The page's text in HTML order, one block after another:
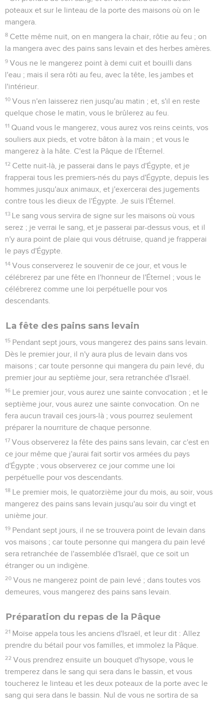
poteaux et sur le linteau de la porte des maisons où on le
mangera.
8 Cette même nuit, on en mangera la chair, rôtie au feu ; on
la mangera avec des pains sans levain et des herbes amères.
9 Vous ne le mangerez point à demi cuit et bouilli dans
l'eau ; mais il sera rôti au feu, avec la tête, les jambes et
l'intérieur.
10 Vous n'en laisserez rien jusqu'au matin ; et, s'il en reste
quelque chose le matin, vous le brûlerez au feu.
11 Quand vous le mangerez, vous aurez vos reins ceints, vos
souliers aux pieds, et votre bâton à la main ; et vous le
mangerez à la hâte. C'est la Pâque de l'Éternel.
12 Cette nuit-là, je passerai dans le pays d'Égypte, et je
frapperai tous les premiers-nés du pays d'Égypte, depuis les
hommes jusqu'aux animaux, et j'exercerai des jugements
contre tous les dieux de l'Égypte. Je suis l'Éternel.
13 Le sang vous servira de signe sur les maisons où vous
serez ; je verrai le sang, et je passerai par-dessus vous, et il
n'y aura point de plaie qui vous détruise, quand je frapperai
le pays d'Égypte.
14 Vous conserverez le souvenir de ce jour, et vous le
célébrerez par une fête en l'honneur de l'Éternel ; vous le
célébrerez comme une loi perpétuelle pour vos
descendants.
La fête des pains sans levain
15 Pendant sept jours, vous mangerez des pains sans levain.
Dès le premier jour, il n'y aura plus de levain dans vos
maisons ; car toute personne qui mangera du pain levé, du
premier jour au septième jour, sera retranchée d'Israël.
16 Le premier jour, vous aurez une sainte convocation ; et le
septième jour, vous aurez une sainte convocation. On ne
fera aucun travail ces jours-là ; vous pourrez seulement
préparer la nourriture de chaque personne.
17 Vous observerez la fête des pains sans levain, car c'est en
ce jour même que j'aurai fait sortir vos armées du pays
d'Égypte ; vous observerez ce jour comme une loi
perpétuelle pour vos descendants.
18 Le premier mois, le quatorzième jour du mois, au soir, vous
mangerez des pains sans levain jusqu'au soir du vingt et
unième jour.
19 Pendant sept jours, il ne se trouvera point de levain dans
vos maisons ; car toute personne qui mangera du pain levé
sera retranchée de l'assemblée d'Israël, que ce soit un
étranger ou un indigène.
20 Vous ne mangerez point de pain levé ; dans toutes vos
demeures, vous mangerez des pains sans levain.
Préparation du repas de la Pâque
21 Moïse appela tous les anciens d'Israël, et leur dit : Allez
prendre du bétail pour vos familles, et immolez la Pâque.
22 Vous prendrez ensuite un bouquet d'hysope, vous le
tremperez dans le sang qui sera dans le bassin, et vous
toucherez le linteau et les deux poteaux de la porte avec le
sang qui sera dans le bassin. Nul de vous ne sortira de sa